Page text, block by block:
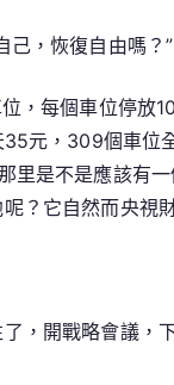
己，恢復自由嗎？”
，每個車位停
元，309個車位
里是不是應該有
？它自然而央
，開戰略會議，